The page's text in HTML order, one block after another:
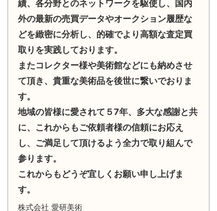
績、各分野とのネットワークを駆使し、国内
外の最新の売買データやオークション履歴な
どを緻密に分析し、的確でより高額な査定買
取りを実践しております。
またコレクター様や美術館などにも納めさせ
て頂き、貴重な美術品を後世に繋いでおりま
す。
地域の皆様に愛されて５7年、多大な感謝と共
に、これからもご依頼者様の信頼にお応え
し、ご満足して頂けるよう全力で取り組んで
参ります。
これからもどうぞ宜しくお願い申し上げま
す。
株式会社 愛研美術